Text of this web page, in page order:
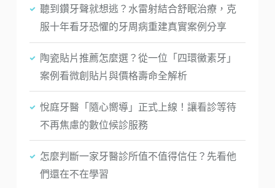
聽到鑽牙聲就想逃？水雷射結合舒眠治療，克
服十年看牙恐懼的牙周病重建真實案例分享
陶瓷貼片推薦怎麼選？從一位「四環黴素牙」
案例看微創貼片與價格壽命全解析
悅庭牙醫「隨心嚮導」正式上線！讓看診等待
不再焦慮的數位候診服務
怎麼判斷一家牙醫診所值不值得信任？先看他
們還在不在學習